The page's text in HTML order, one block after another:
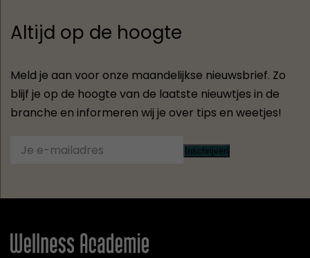
Altijd op de hoogte
Meld je aan voor onze maandelijkse nieuwsbrief. Zo
blijf je op de hoogte van de laatste nieuwtjes in de
branche en informeren wij je over tips en weetjes!
Inschrijven